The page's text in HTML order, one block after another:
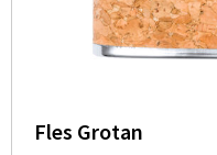
Fles Grotan